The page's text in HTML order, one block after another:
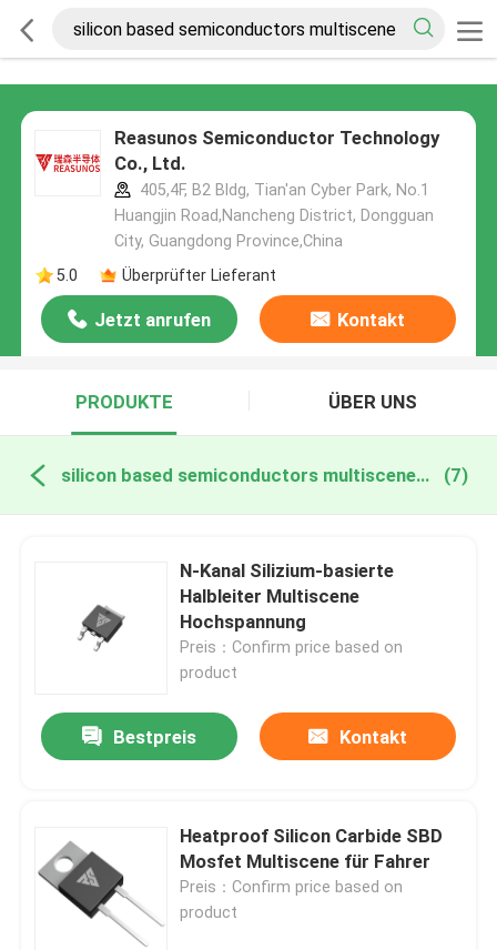
Reasunos Semiconductor Technology
Co., Ltd.
405,4F, B2 Bldg, Tian'an Cyber Park, No.1
Huangjin Road,Nancheng District, Dongguan
City, Guangdong Province,China
5.0
Überprüfter Lieferant
Jetzt anrufen Kontakt
PRODUKTE ÜBER UNS
silicon based semiconductors multiscene online manufacture (7)
N-Kanal Silizium-basierte
Halbleiter Multiscene
Hochspannung
Preis：Confirm price based on
product
Bestpreis Kontakt
Heatproof Silicon Carbide SBD
Mosfet Multiscene für Fahrer
Preis：Confirm price based on
product